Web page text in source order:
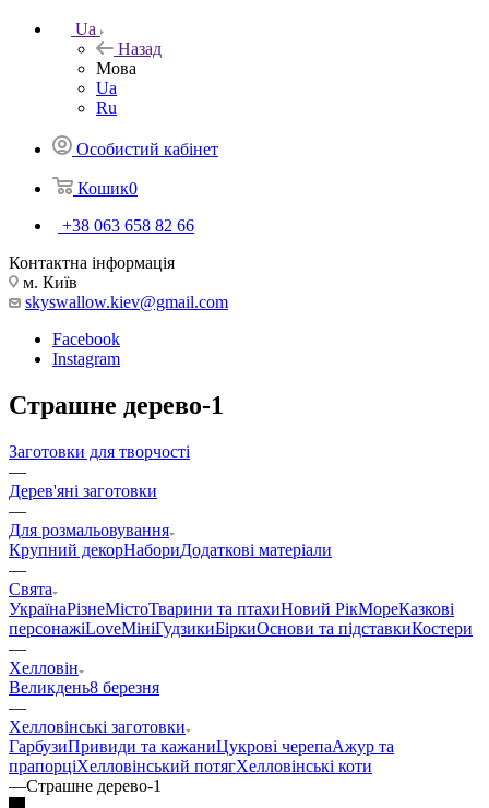
Ua
Назад
Мова
Ua
Ru
Особистий кабінет
Кошик0
+38 063 658 82 66
Контактна інформація
м. Київ
skyswallow.kiev@gmail.com
Facebook
Instagram
Страшне дерево-1
Заготовки для творчості
—
Дерев'яні заготовки
—
Для розмальовування
Крупний декорНабориДодаткові матеріали
—
Свята
УкраїнаРізнеМістоТварини та птахиНовий РікМореКазкові
персонажіLoveМініГудзикиБіркиОснови та підставкиКостери
—
Хелловін
Великдень8 березня
—
Хелловінські заготовки
ГарбузиПривиди та кажаниЦукрові черепаАжур та
прапорціХелловінський потягХелловінські коти
—Страшне дерево-1